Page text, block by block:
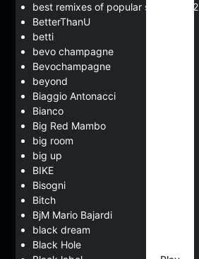
best remixes of popular songs 2022
BetterThanU
betti
bevo champagne
Bevochampagne
beyond
Biaggio Antonacci
Bianco
Big Red Mambo
big room
big up
BIKE
Bisogni
Bitch
BjM Mario Bajardi
black dream
Black Hole